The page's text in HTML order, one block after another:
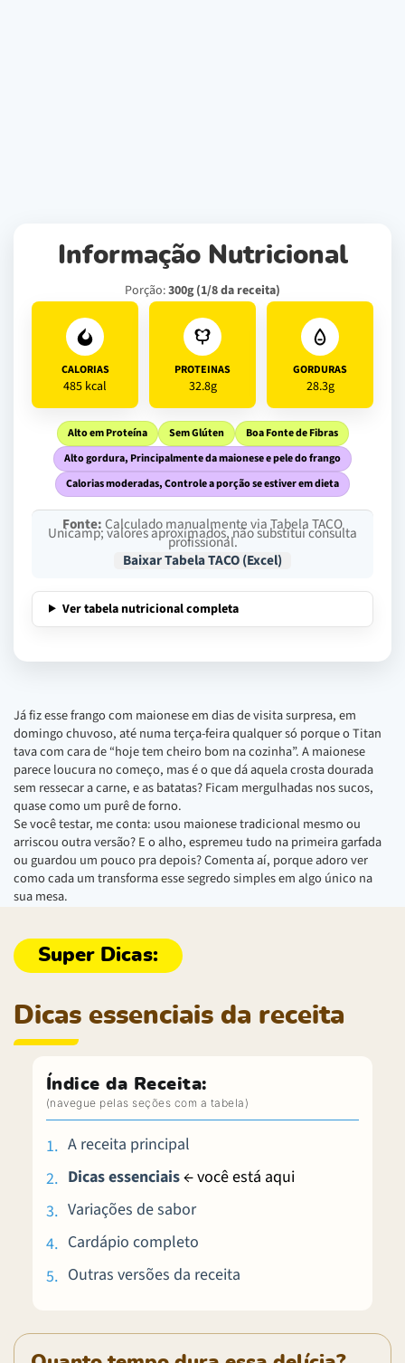
Informação Nutricional
Porção:300g (1/8 da receita)
CALORIAS
485 kcal
PROTEINAS
32.8g
GORDURAS
28.3g
Alto em Proteína Sem Glúten
Boa Fonte de Fibras
Alto gordura, Principalmente da maionese e pele do frango
Calorias moderadas, Controle a porção se estiver em dieta
Fonte:Calculado manualmente via Tabela TACO
Unicamp; valores aproximados, não substitui consulta
profissional.
Baixar Tabela TACO (Excel)
Ver tabela nutricional completa
Já fiz esse frango com maionese em dias de visita surpresa, em
domingo chuvoso, até numa terça-feira qualquer só porque o Titan
tava com cara de “hoje tem cheiro bom na cozinha”. A maionese
parece loucura no começo, mas é o que dá aquela crosta dourada
sem ressecar a carne, e as batatas? Ficam mergulhadas nos sucos,
quase como um purê de forno.
Se você testar, me conta: usou maionese tradicional mesmo ou
arriscou outra versão? E o alho, espremeu tudo na primeira garfada
ou guardou um pouco pra depois? Comenta aí, porque adoro ver
como cada um transforma esse segredo simples em algo único na
sua mesa.
Dicas essenciais da receita
Índice da Receita:
A receita principal
Dicas essenciais← você está aqui
Variações de sabor
Cardápio completo
Outras versões da receita